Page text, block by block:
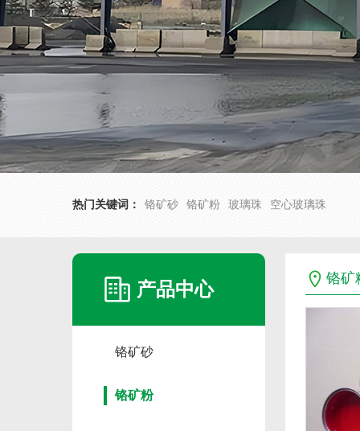
热门关键词： 铬矿砂 铬矿粉 玻璃珠 空心玻璃珠
产品中心
铬矿砂
铬矿粉
铬矿